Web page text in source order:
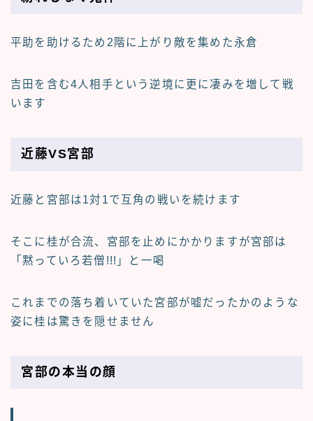
平助を助けるため2階に上がり敵を集めた永倉
吉田を含む4人相手という逆境に更に凄みを増して戦
います
近藤VS宮部
近藤と宮部は1対1で互角の戦いを続けます
そこに桂が合流、宮部を止めにかかりますが宮部は
「黙っていろ若僧!!!」と一喝
これまでの落ち着いていた宮部が嘘だったかのような
姿に桂は驚きを隠せません
宮部の本当の顔